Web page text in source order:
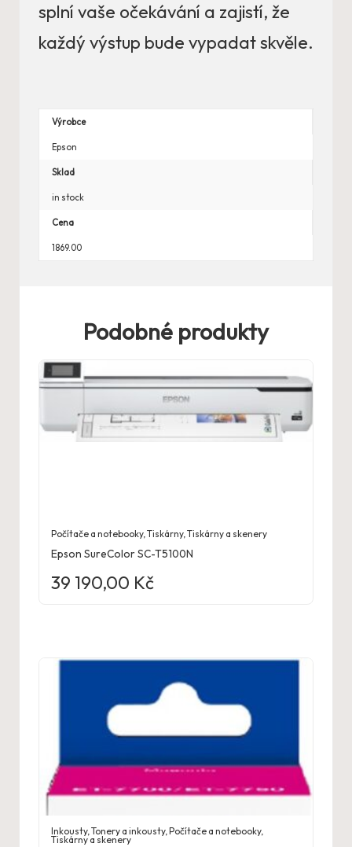
splní vaše očekávání a zajistí, že
každý výstup bude vypadat skvěle.
Výrobce
Epson
Sklad
in stock
Cena
1869.00
Podobné produkty
Počítače a notebooky,Tiskárny,Tiskárny a skenery
Epson SureColor SC-T5100N
39 190,00 Kč
Inkousty,Tonery a inkousty,Počítače a notebooky,
Tiskárny a skenery